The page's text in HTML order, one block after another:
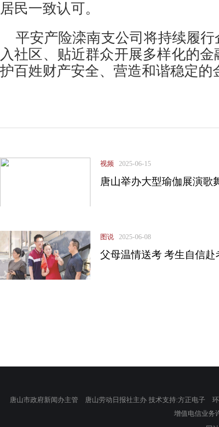
居民一致认可。
平安产险滦南支公司将持续履
入社区、贴近群众开展多样化的
护百姓财产安全、营造和谐稳定的
视频 2025-06-15
唐山举办大型瑜伽展演歌
图说 2025-06-08
父母温情送考 考生自信赴
唐山市政府新闻办主管 唐山劳动日报社主办 技术支持:方正电子
增值电信业务